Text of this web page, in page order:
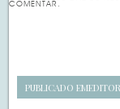
COMENTAR.
PUBLICADO EM